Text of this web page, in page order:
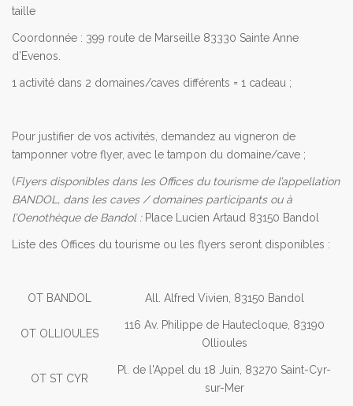
taille
Coordonnée : 399 route de Marseille 83330 Sainte Anne
d’Evenos.
1 activité dans 2 domaines/caves différents = 1 cadeau ;
Pour justifier de vos activités, demandez au vigneron de
tamponner votre flyer, avec le tampon du domaine/cave ;
(Flyers disponibles dans les Offices du tourisme de l’appellation
BANDOL, dans les caves / domaines participants ou à
l’Oenothèque de Bandol : Place Lucien Artaud 83150 Bandol
Liste des Offices du tourisme ou les flyers seront disponibles :
OT BANDOL All. Alfred Vivien, 83150 Bandol
OT OLLIOULES
116 Av. Philippe de Hautecloque, 83190
Ollioules
OT ST CYR
Pl. de l'Appel du 18 Juin, 83270 Saint-Cyr-
sur-Mer